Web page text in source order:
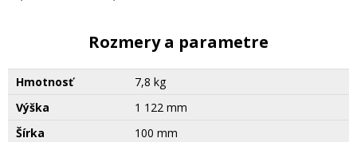
Rozmery a parametre
Hmotnosť
7,8 kg
Výška
1 122 mm
Šírka
100 mm